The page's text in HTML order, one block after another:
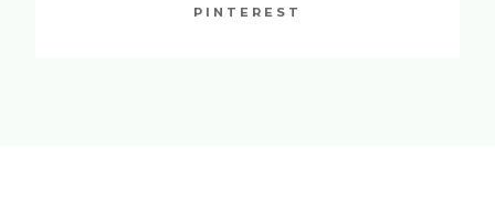
PINTEREST